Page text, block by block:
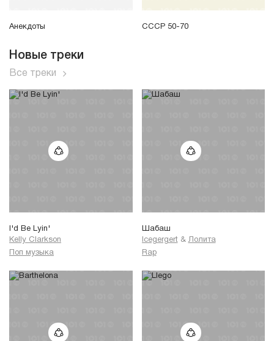
Анекдоты СССР 50-70
Новые треки
Все треки
I'd Be Lyin'
Kelly Clarkson
Поп музыка
Шабаш
Icegergert & Лолита
Rap